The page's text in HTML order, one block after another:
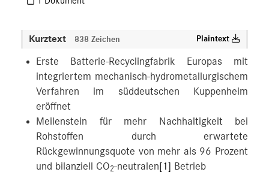
Kurztext 838 Zeichen Plaintext
Erste Batterie-Recyclingfabrik Europas mit
integriertem mechanisch-hydrometallurgischem
Verfahren im süddeutschen Kuppenheim
eröffnet
Meilenstein für mehr Nachhaltigkeit bei
Rohstoffen durch erwartete
Rückgewinnungsquote von mehr als 96 Prozent
und bilanziell CO2-neutralen[1] Betrieb